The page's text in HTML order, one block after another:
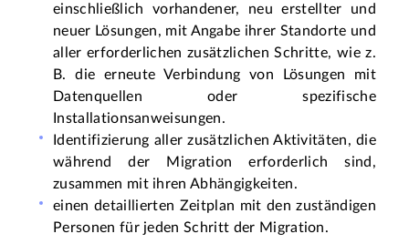
einschließlich vorhandener, neu erstellter und
neuer Lösungen, mit Angabe ihrer Standorte und
aller erforderlichen zusätzlichen Schritte, wie z.
B. die erneute Verbindung von Lösungen mit
Datenquellen oder spezifische
Installationsanweisungen.
Identifizierung aller zusätzlichen Aktivitäten, die
während der Migration erforderlich sind,
zusammen mit ihren Abhängigkeiten.
einen detaillierten Zeitplan mit den zuständigen
Personen für jeden Schritt der Migration.